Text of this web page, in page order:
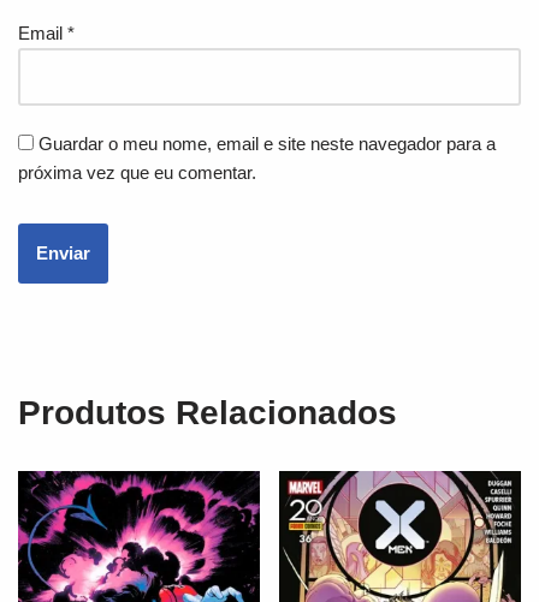
Email *
Guardar o meu nome, email e site neste navegador para a
próxima vez que eu comentar.
Produtos Relacionados